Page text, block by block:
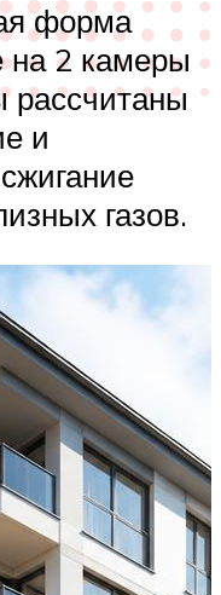
форма
на 2 камеры
рассчитаны
и
газов.